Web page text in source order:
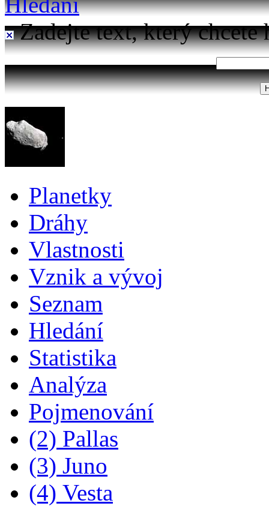
Zadejte text, který chcete
Planetky
Dráhy
Vlastnosti
Vznik a vývoj
Seznam
Hledání
Statistika
Analýza
Pojmenování
(2) Pallas
(3) Juno
(4) Vesta